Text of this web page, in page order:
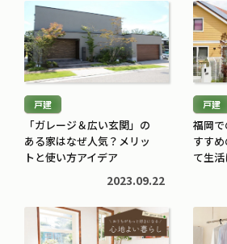
続
き
を
読
む
> 戸建
「ガレージ＆広い玄関」の
ある家はなぜ人気？メリッ
トと使い方アイデア
2023.09.22
続
き
を
読
む
> 戸建
福岡
すす
て生
続